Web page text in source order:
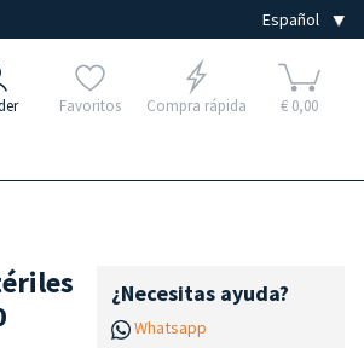
Favoritos Compra rápida € 0,00
¿Necesitas ayuda?
Whatsapp